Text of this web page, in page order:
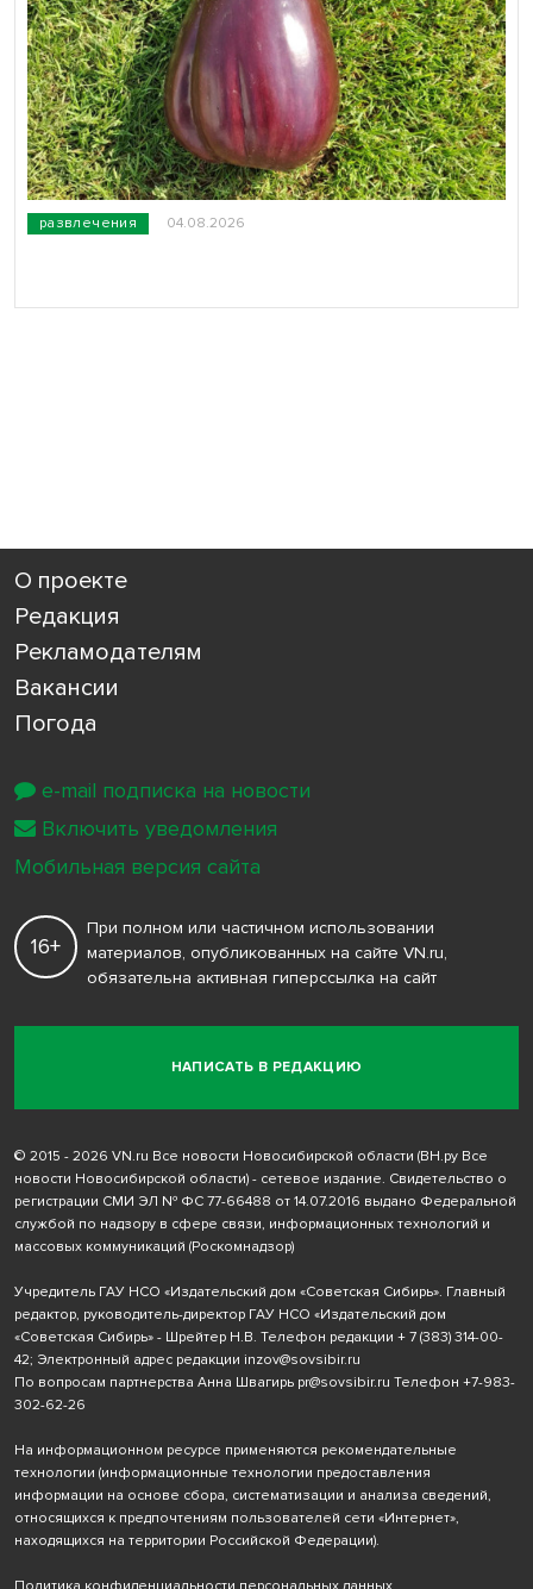
развлечения 04.08.2026
О проекте
Редакция
Рекламодателям
Вакансии
Погода
НАПИСАТЬ В РЕДАКЦИЮ
16+
При полном или частичном использовании
материалов, опубликованных на сайте VN.ru,
обязательна активная гиперссылка на сайт
© 2015 - 2026 VN.ru Все новости Новосибирской области (ВН.ру Все
новости Новосибирской области) - сетевое издание. Свидетельство о
регистрации СМИ ЭЛ № ФС 77-66488 от 14.07.2016 выдано Федеральной
службой по надзору в сфере связи, информационных технологий и
массовых коммуникаций (Роскомнадзор)
Учредитель ГАУ НСО «Издательский дом «Советская Сибирь». Главный
редактор, руководитель-директор ГАУ НСО «Издательский дом
«Советская Сибирь» - Шрейтер Н.В. Телефон редакции + 7 (383) 314-00-
42; Электронный адрес редакции inzov@sovsibir.ru
По вопросам партнерства Анна Швагирь pr@sovsibir.ru Телефон +7-983-
302-62-26
На информационном ресурсе применяются рекомендательные
технологии (информационные технологии предоставления
информации на основе сбора, систематизации и анализа сведений,
относящихся к предпочтениям пользователей сети «Интернет»,
находящихся на территории Российской Федерации).
e-mail подписка на новости
Включить уведомления
Мобильная версия сайта